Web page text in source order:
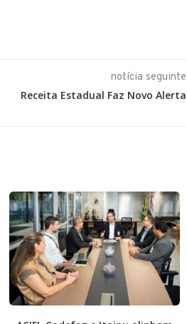
notícia seguinte
Receita Estadual Faz Novo Alerta